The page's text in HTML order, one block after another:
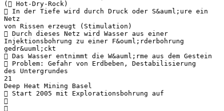
( Hot-Dry-Rock)
 In der Tiefe wird durch Druck oder S&auml;ure ein
Netz
von Rissen erzeugt (Stimulation)
 Durch dieses Netz wird Wasser aus einer
Injektionsbohrung zu einer F&ouml;rderbohrung
gedr&uuml;ckt
 Das Wasser entnimmt die W&auml;rme aus dem Gestein
 Problem: Gefahr von Erdbeben, Destabilisierung
des Untergrundes
21
Deep Heat Mining Basel
 Start 2005 mit Explorationsbohrung auf

